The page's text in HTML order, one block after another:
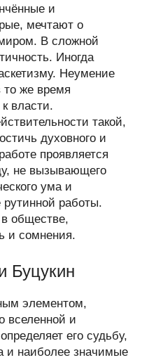
и
мечтают о
В сложной
Иногда
Неумение
то же время
власти.
такой,
духовного и
проявляется
не вызывающего
ума и
рутинной работы.
обществе,
и сомнения.
Буцукин
элементом,
вселенной и
его судьбу,
и наиболее значимые